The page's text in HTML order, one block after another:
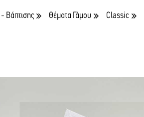
Βάπτισης Θέματα Γάμου Classic